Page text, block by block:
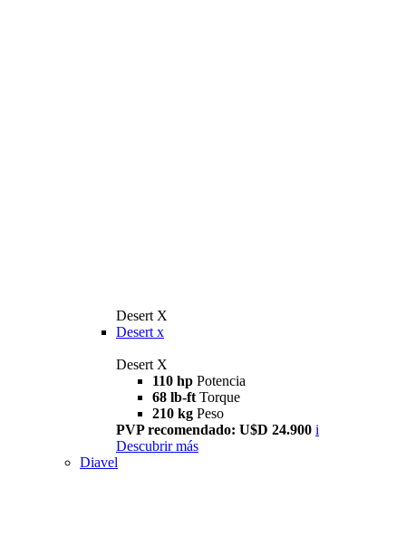
Desert X
Desert x
Desert X
110 hp Potencia
68 lb-ft Torque
210 kg Peso
PVP recomendado: U$D 24.900 i
Descubrir más
Diavel